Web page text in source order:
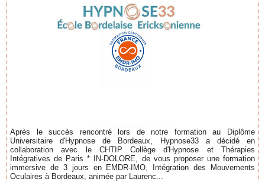
Après le succès rencontré lors de notre formation au Diplôme
Universitaire d'Hypnose de Bordeaux, Hypnose33 a décidé en
collaboration avec le CHTIP Collège d'Hypnose et Thérapies
Intégratives de Paris * IN-DOLORE, de vous proposer une formation
immersive de 3 jours en EMDR-IMO, Intégration des Mouvements
Oculaires à Bordeaux, animée par Laurenc...